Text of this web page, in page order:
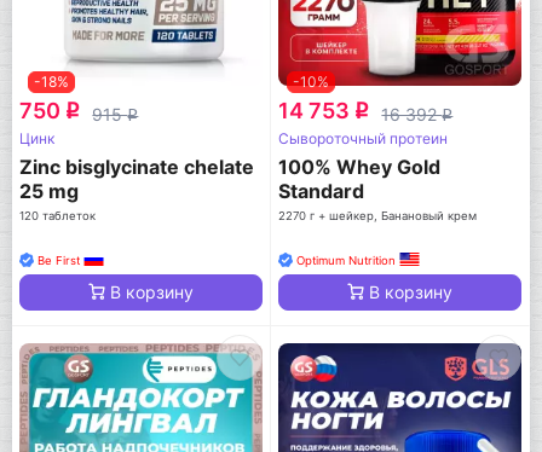
-18%
750 q 915q
Цинк
Zinc bisglycinate chelate
25 mg
120 таблеток
Be First
В корзину
-10%
14 753 q 16 392q
Сывороточный протеин
100% Whey Gold
Standard
2270 г + шейкер, Банановый крем
Optimum Nutrition
В корзину